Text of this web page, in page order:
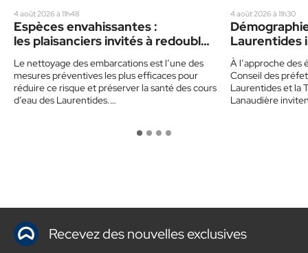
4 août 2026 à 11h48
Espèces envahissantes :
les plaisanciers invités à redoubler
Le nettoyage des embarcations est l’une des
mesures préventives les plus efficaces pour
réduire ce risque et préserver la santé des cours
d’eau des Laurentides.…
4 août 2026 à 11h30
Laurentides
politiques
À l’approche des
Conseil des
Laurentides et la
Lanaudière
Recevez des nouvelles exclusives